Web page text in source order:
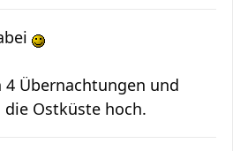
4 Übernachtungen und
Ostküste hoch.